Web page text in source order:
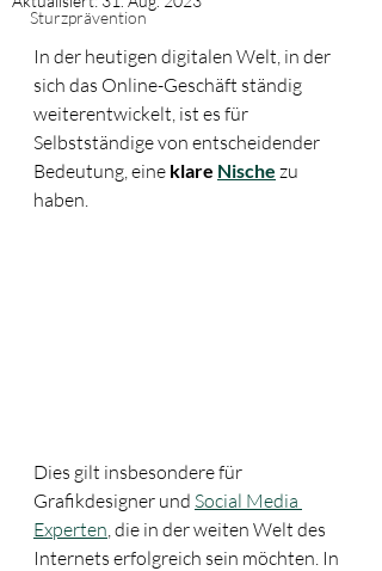
Sturzprävention
In der heutigen digitalen Welt, in der
sich das Online-Geschäft ständig
weiterentwickelt, ist es für
Selbstständige von entscheidender
Bedeutung, eine klare Nische zu
haben.
Dies gilt insbesondere für
Grafikdesigner und Social Media
Experten , die in der weiten Welt des
Internets erfolgreich sein möchten. In